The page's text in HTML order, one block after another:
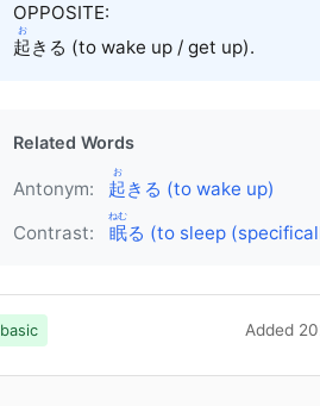
OPPOSITE:
起
お
きる (to wake up / get up).
Related Words
Antonym: 起
お
きる (to wake up)
Contrast:
眠
ねむ
る (to sleep
basic Added